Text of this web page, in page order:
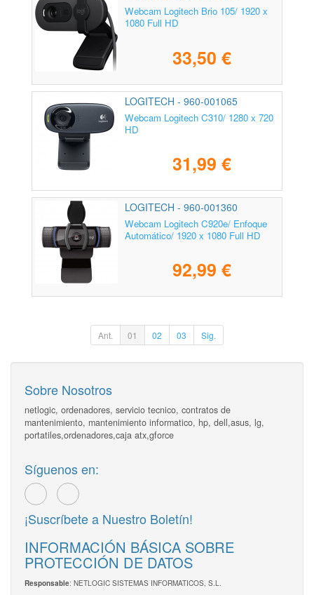
Webcam Logitech Brio 105/ 1920 x
1080 Full HD
33,50 €
LOGITECH - 960-001065
Webcam Logitech C310/ 1280 x 720
HD
31,99 €
LOGITECH - 960-001360
Webcam Logitech C920e/ Enfoque
Automático/ 1920 x 1080 Full HD
92,99 €
Ant. 01 02 03 Sig.
Sobre Nosotros
netlogic, ordenadores, servicio tecnico, contratos de
mantenimiento, mantenimiento informatico, hp, dell,asus, lg,
portatiles,ordenadores,caja atx,gforce
Síguenos en:
¡Suscríbete a Nuestro Boletín!
INFORMACIÓN BÁSICA SOBRE
PROTECCIÓN DE DATOS
Responsable: NETLOGIC SISTEMAS INFORMATICOS, S.L.